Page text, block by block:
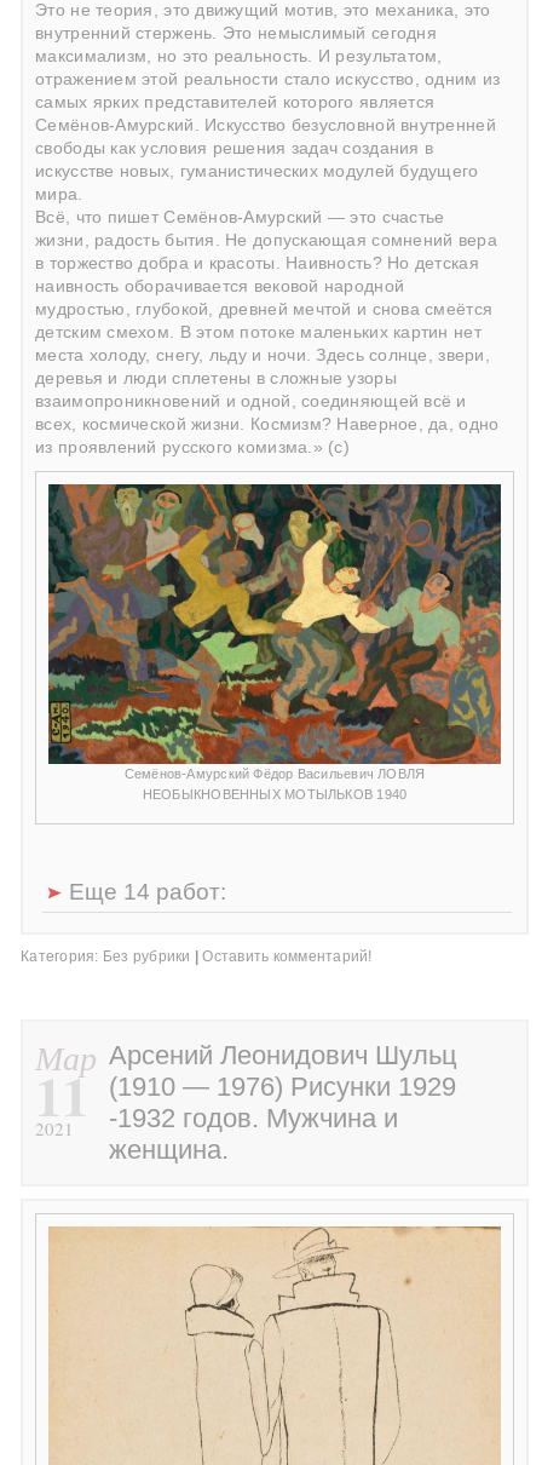
Это не теория, это движущий мотив, это механика, это
внутренний стержень. Это немыслимый сегодня
максимализм, но это реальность. И результатом,
отражением этой реальности стало искусство, одним из
самых ярких представителей которого является
Семёнов-Амурский. Искусство безусловной внутренней
свободы как условия решения задач создания в
искусстве новых, гуманистических модулей будущего
мира.
Всё, что пишет Семёнов-Амурский — это счастье
жизни, радость бытия. Не допускающая сомнений вера
в торжество добра и красоты. Наивность? Но детская
наивность оборачивается вековой народной
мудростью, глубокой, древней мечтой и снова смеётся
детским смехом. В этом потоке маленьких картин нет
места холоду, снегу, льду и ночи. Здесь солнце, звери,
деревья и люди сплетены в сложные узоры
взаимопроникновений и одной, соединяющей всё и
всех, космической жизни. Космизм? Наверное, да, одно
из проявлений русского комизма.» (с)
Семёнов-Амурский Фёдор Васильевич ЛОВЛЯ
НЕОБЫКНОВЕННЫХ МОТЫЛЬКОВ 1940
Еще 14 работ:
Категория: Без рубрики | Оставить комментарий!
Мар
11
2021
Арсений Леонидович Шульц
(1910 — 1976) Рисунки 1929
-1932 годов. Мужчина и
женщина.